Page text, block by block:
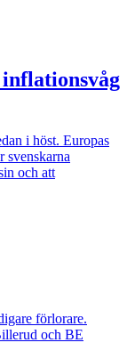
i höst. Europas
svenskarna
och att
förlorare.
och BE